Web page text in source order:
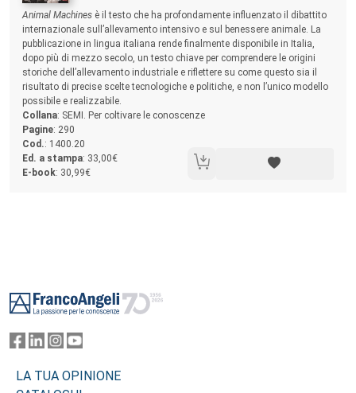
Sommario:
Animal Machines è il testo che ha profondamente influenzato il dibattito
internazionale sull’allevamento intensivo e sul benessere animale. La
pubblicazione in lingua italiana rende finalmente disponibile in Italia,
dopo più di mezzo secolo, un testo chiave per comprendere le origini
storiche dell’allevamento industriale e riflettere su come questo sia il
risultato di precise scelte tecnologiche e politiche, e non l’unico modello
possibile e realizzabile.
Collana: SEMI. Per coltivare le conoscenze
Pagine: 290
Cod.: 1400.20
Ed. a stampa: 33,00€
E-book: 30,99€
LA TUA OPINIONE